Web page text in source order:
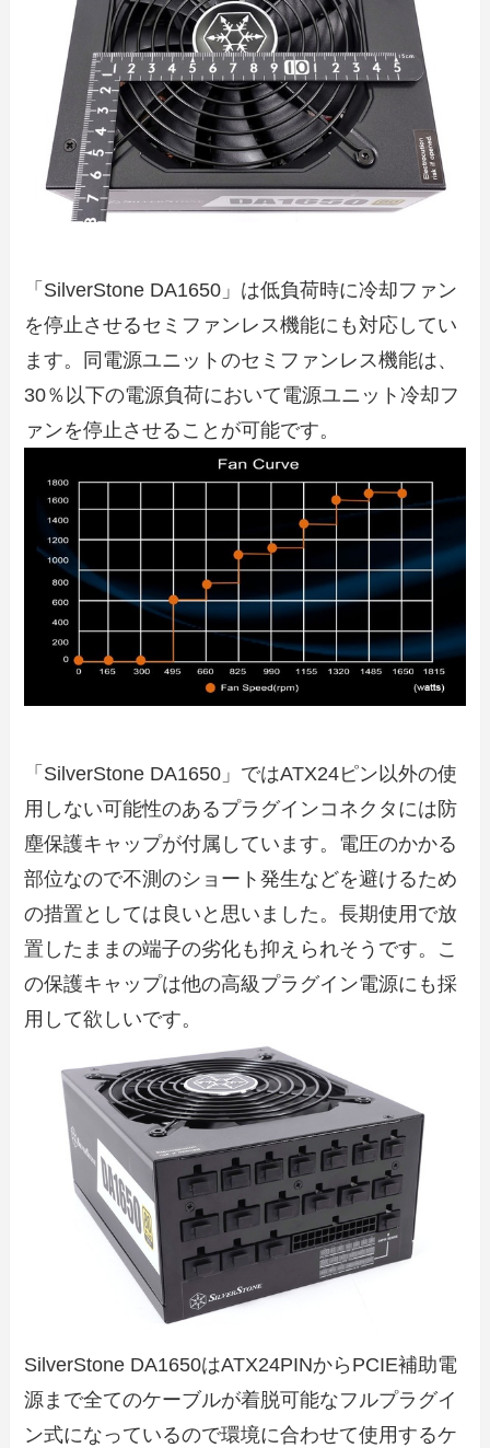
「SilverStone DA1650」は低負荷時に冷却ファン
を停止させるセミファンレス機能にも対応してい
ます。同電源ユニットのセミファンレス機能は、
30％以下の電源負荷において電源ユニット冷却フ
ァンを停止させることが可能です。
「SilverStone DA1650」ではATX24ピン以外の使
用しない可能性のあるプラグインコネクタには防
塵保護キャップが付属しています。電圧のかかる
部位なので不測のショート発生などを避けるため
の措置としては良いと思いました。長期使用で放
置したままの端子の劣化も抑えられそうです。こ
の保護キャップは他の高級プラグイン電源にも採
用して欲しいです。
SilverStone DA1650はATX24PINからPCIE補助電
源まで全てのケーブルが着脱可能なフルプラグイ
ン式になっているので環境に合わせて使用するケ